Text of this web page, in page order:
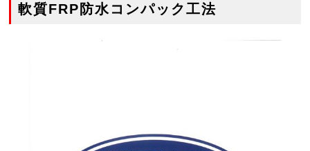
軟質FRP防水コンパック工法